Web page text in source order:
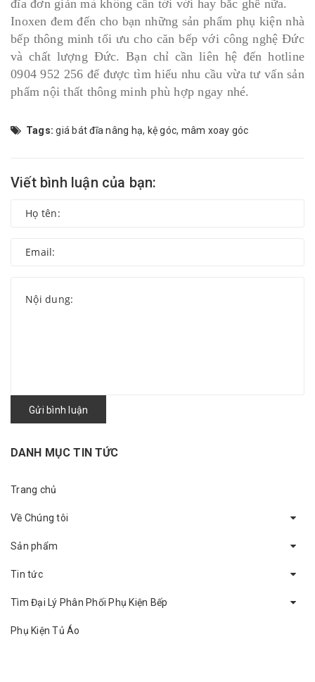
đĩa đơn giản mà không cần tới với hay bắc ghế nữa.
Inoxen đem đến cho bạn những sản phẩm phụ kiện nhà
bếp thông minh tối ưu cho căn bếp với công nghệ Đức
và chất lượng Đức. Bạn chỉ cần liên hệ đến hotline
0904 952 256 để được tìm hiểu nhu cầu vừa tư vấn sản
phẩm nội thất thông minh phù hợp ngay nhé.
Tags: giá bát đĩa nâng hạ, kệ góc, mâm xoay góc
Viết bình luận của bạn:
Gửi bình luận
DANH MỤC TIN TỨC
Trang chủ
Về Chúng tôi
Sản phẩm
Tin tức
Tìm Đại Lý Phân Phối Phụ Kiện Bếp
Phụ Kiện Tủ Áo